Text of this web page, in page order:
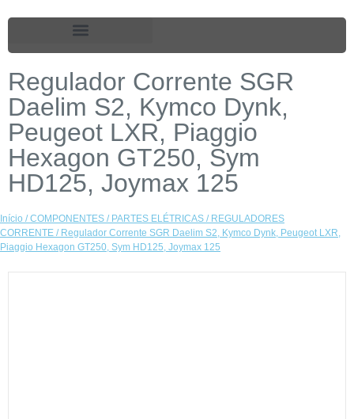
Regulador Corrente SGR
Daelim S2, Kymco Dynk,
Peugeot LXR, Piaggio
Hexagon GT250, Sym
HD125, Joymax 125
Início /COMPONENTES / PARTES ELÉTRICAS / REGULADORES
CORRENTE / Regulador Corrente SGR Daelim S2, Kymco Dynk, Peugeot LXR,
Piaggio Hexagon GT250, Sym HD125, Joymax 125